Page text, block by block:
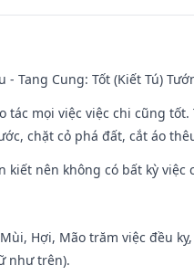
- Tang Cung: Tốt (Kiết Tú)
tác mọi việc việc chi cũng
chặt cỏ phá đất, cắt áo
kiết nên không có bất kỳ việc
Hợi, Mão trăm việc đều
như trên).